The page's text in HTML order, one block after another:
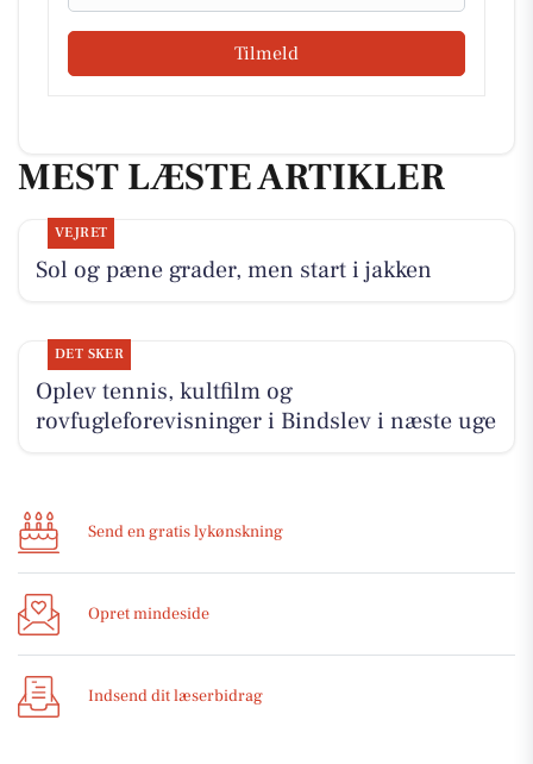
Tilmeld
MEST LÆSTE ARTIKLER
VEJRET
Sol og pæne grader, men start i jakken
DET SKER
Oplev tennis, kultfilm og
rovfugleforevisninger i Bindslev i næste uge
Send en gratis lykønskning
Opret mindeside
Indsend dit læserbidrag